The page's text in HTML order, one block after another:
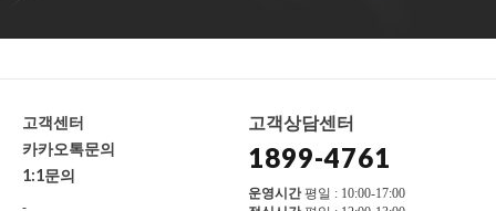
고객센터
카카오톡문의
1:1문의
-
고객상담센터
1899-4761
운영시간평일 : 10:00-17:00